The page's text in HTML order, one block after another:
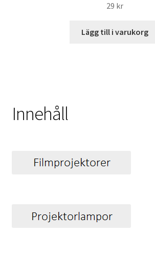
29 kr
Lägg till i varukorg
Innehåll